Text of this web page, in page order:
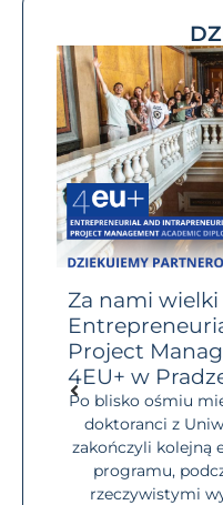
Za nami
Project
4EU+ w
Po blisko ośmiu
doktoranci z
zakończyli kolejną
programu,
rzeczywistymi